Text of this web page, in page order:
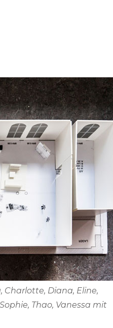
Charlotte, Diana, Eline,
Thao, Vanessa mit